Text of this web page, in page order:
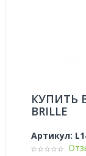
КУПИТЬ
BRILLE
Артикул: